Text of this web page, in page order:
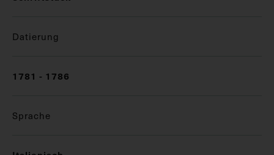
Datierung
1781 - 1786
Sprache